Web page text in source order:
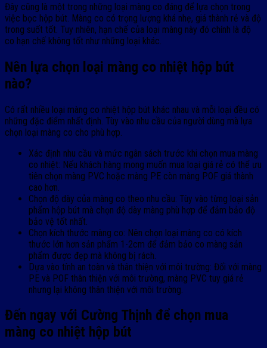
Đây cũng là một trong những loại màng co đáng để lựa chọn trong
việc bọc hộp bút. Màng co có trọng lượng khá nhẹ, giá thành rẻ và độ
trong suốt tốt. Tuy nhiên, hạn chế của loại màng này đó chính là độ
co hạn chế không tốt như những loại khác.
Nên lựa chọn loại màng co nhiệt hộp bút
nào?
Có rất nhiều loại màng co nhiệt hộp bút khác nhau và mỗi loại đều có
những đặc điểm nhất định. Tùy vào nhu cầu của người dùng mà lựa
chọn loại màng co cho phù hợp.
Xác định nhu cầu và mức ngân sách trước khi chọn mua màng
co nhiệt: Nếu khách hàng mong muốn mua loại giá rẻ có thể ưu
tiên chọn màng PVC hoặc màng PE còn màng POF giá thành
cao hơn.
Chọn độ dày của màng co theo nhu cầu: Tùy vào từng loại sản
phẩm hộp bút mà chọn độ dày màng phù hợp để đảm bảo độ
bảo vệ tốt nhất.
Chọn kích thước màng co: Nên chọn loại màng co có kích
thước lớn hơn sản phẩm 1-2cm để đảm bảo co màng sản
phẩm được đẹp mà không bị rách.
Dựa vào tính an toàn và thân thiện với môi trường: Đối với màng
PE và POF thân thiện với môi trường, màng PVC tuy giá rẻ
nhưng lại không thân thiện với môi trường.
Đến ngay với Cường Thịnh để chọn mua
màng co nhiệt hộp bút